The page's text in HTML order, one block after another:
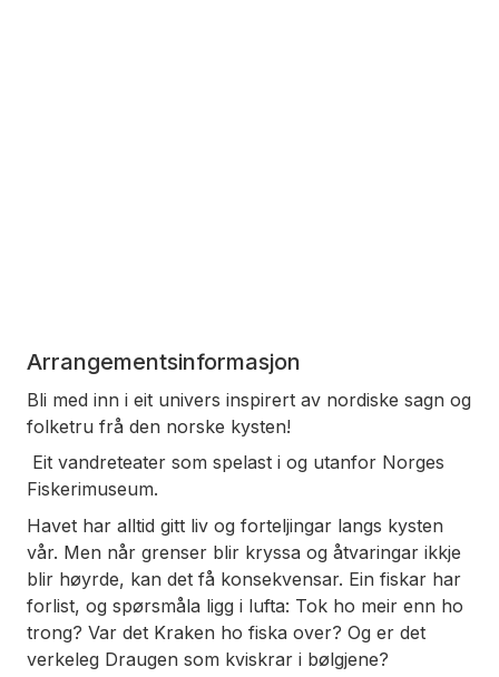
Arrangementsinformasjon
Bli med inn i eit univers inspirert av nordiske sagn og
folketru frå den norske kysten!
Eit vandreteater som spelast i og utanfor Norges
Fiskerimuseum.
Havet har alltid gitt liv og forteljingar langs kysten
vår. Men når grenser blir kryssa og åtvaringar ikkje
blir høyrde, kan det få konsekvensar. Ein fiskar har
forlist, og spørsmåla ligg i lufta: Tok ho meir enn ho
trong? Var det Kraken ho fiska over? Og er det
verkeleg Draugen som kviskrar i bølgjene?